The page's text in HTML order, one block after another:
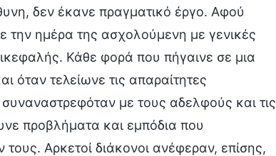
δεν έκανε πραγματικό έργο. Αφού
την ημέρα της ασχολούμενη με γενικές
Κάθε φορά που πήγαινε σε μια
όταν τελείωνε τις απαραίτητες
με τους αδελφούς και τις
προβλήματα και εμπόδια που
Αρκετοί διάκονοι ανέφεραν, επίσης,